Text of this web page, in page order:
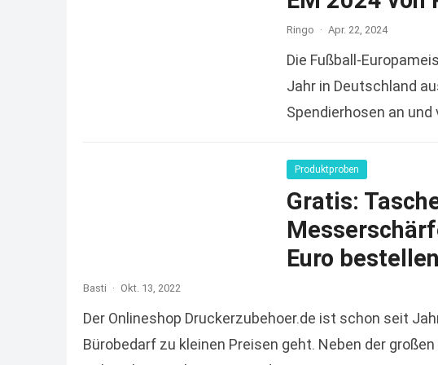
Ringo · Apr. 22, 2024
Die Fußball-
Jahr in Deutschland
Spendierhosen an
Produktproben
Gratis:
Euro bestellen
Basti · Okt. 13, 2022
Der Onlineshop Druckerzubehoer.de ist schon seit
Bürobedarf zu kleinen Preisen geht. Neben der